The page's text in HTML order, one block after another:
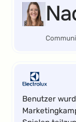
Benutzer